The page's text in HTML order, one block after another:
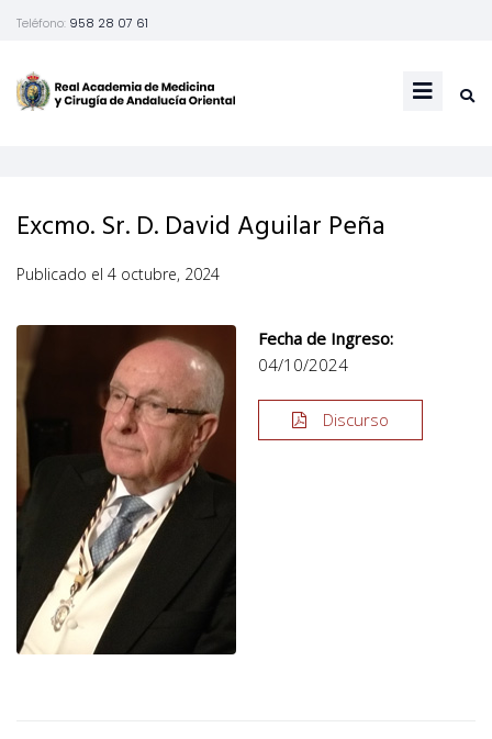
Teléfono: 958 28 07 61
Excmo. Sr. D. David Aguilar Peña
Publicado el 4 octubre, 2024
Fecha de Ingreso:
04/10/2024
Discurso